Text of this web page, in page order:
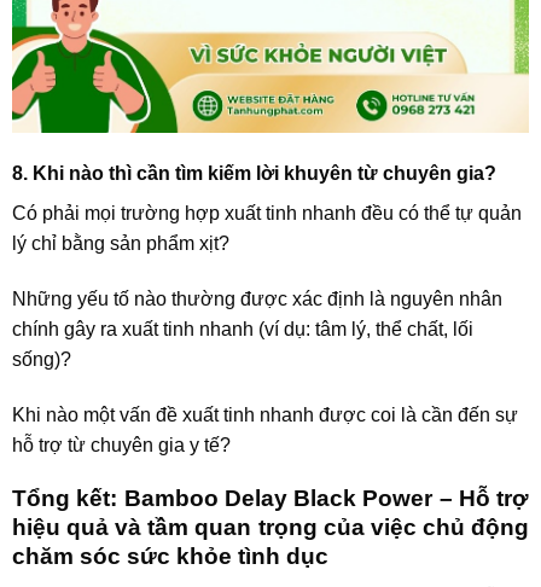
8. Khi nào thì cần tìm kiếm lời khuyên từ chuyên gia?
Có phải mọi trường hợp xuất tinh nhanh đều có thể tự quản
lý chỉ bằng sản phẩm xịt?
Những yếu tố nào thường được xác định là nguyên nhân
chính gây ra xuất tinh nhanh (ví dụ: tâm lý, thể chất, lối
sống)?
Khi nào một vấn đề xuất tinh nhanh được coi là cần đến sự
hỗ trợ từ chuyên gia y tế?
Tổng kết: Bamboo Delay Black Power – Hỗ trợ
hiệu quả và tầm quan trọng của việc chủ động
chăm sóc sức khỏe tình dục